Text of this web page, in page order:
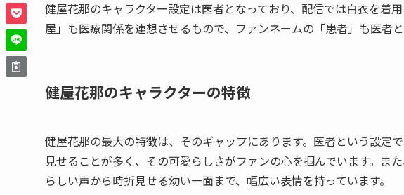
健屋花那のキャラクター設定は医者となっており、配信では白衣を着
屋」も医療関係を連想させるもので、ファンネームの「患者」も医者
健屋花那のキャラクターの特徴
健屋花那の最大の特徴は、そのギャップにあります。医者という設定
見せることが多く、その可愛らしさがファンの心を掴んでいます。ま
らしい声から時折見せる幼い一面まで、幅広い表情を持っています。